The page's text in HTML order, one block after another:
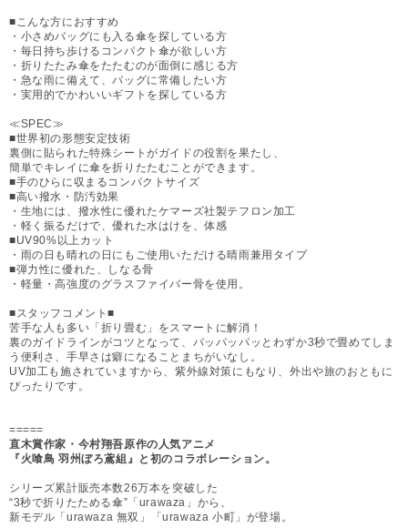
■こんな方におすすめ
・小さめバッグにも入る傘を探している方
・毎日持ち歩けるコンパクト傘が欲しい方
・折りたたみ傘をたたむのが面倒に感じる方
・急な雨に備えて、バッグに常備したい方
・実用的でかわいいギフトを探している方
≪SPEC≫
■世界初の形態安定技術
裏側に貼られた特殊シートがガイドの役割を果たし、
簡単でキレイに傘を折りたたむことができます。
■手のひらに収まるコンパクトサイズ
■高い撥水・防汚効果
・生地には、撥水性に優れたケマーズ社製テフロン加工
・軽く振るだけで、優れた水はけを、体感
■UV90%以上カット
・雨の日も晴れの日にもご使用いただける晴雨兼用タイプ
■弾力性に優れた、しなる骨
・軽量・高強度のグラスファイバー骨を使用。
■スタッフコメント■
苦手な人も多い「折り畳む」をスマートに解消！
裏のガイドラインがコツとなって、パッパッパッとわずか3秒で畳めてしま
う便利さ、手早さは癖になることまちがいなし。
UV加工も施されていますから、紫外線対策にもなり、外出や旅のおともに
ぴったりです。
=====
直木賞作家・今村翔吾原作の人気アニメ
『火喰鳥 羽州ぼろ鳶組』と初のコラボレーション。
シリーズ累計販売本数26万本を突破した
“3秒で折りたためる傘”「urawaza」から、
新モデル「urawaza 無双」「urawaza 小町」が登場。